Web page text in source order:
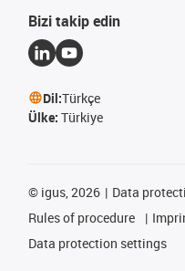
Bizi takip edin
Dil:Türkçe
Ülke: Türkiye
© igus, 2026 Data
Rules of procedure
Data protection settings